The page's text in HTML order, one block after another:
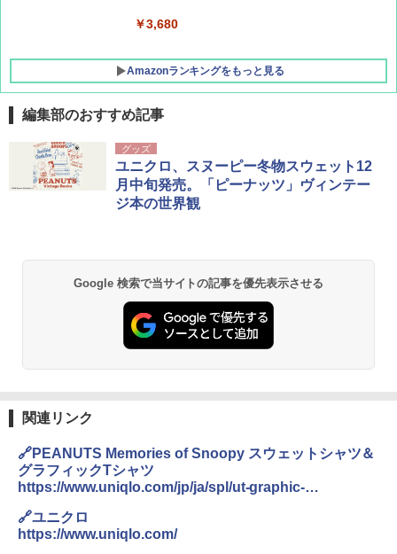
￥3,680
Amazonランキングをもっと見る
編集部のおすすめ記事
グッズ
ユニクロ、スヌーピー冬物スウェット12
月中旬発売。「ピーナッツ」ヴィンテー
ジ本の世界観
Google 検索で当サイトの記事を優先表示させる
関連リンク
🔗PEANUTS Memories of Snoopy スウェットシャツ＆
グラフィックTシャツ
https://www.uniqlo.com/jp/ja/spl/ut-graphic-
🔗ユニクロ
https://www.uniqlo.com/